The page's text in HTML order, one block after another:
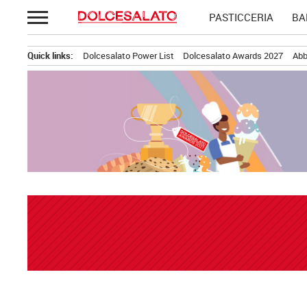
Passa
al
PASTICCERIA
Quick links: Dolcesalato Power List Dolcesalato Awards 2027